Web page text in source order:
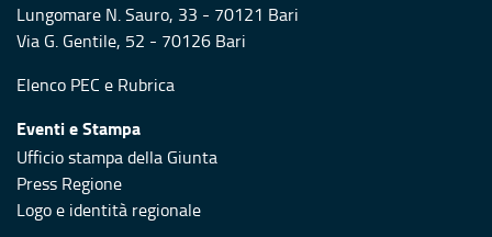
Lungomare N. Sauro, 33 - 70121 Bari
Via G. Gentile, 52 - 70126 Bari
Elenco PEC e Rubrica
Eventi e Stampa
Ufficio stampa della Giunta
Press Regione
Logo e identità regionale